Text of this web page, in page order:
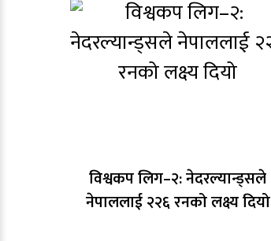
विश्वकप लिग–२: नेदरल्यान्ड्सले
नेपाललाई २२६ रनको लक्ष्य दियो